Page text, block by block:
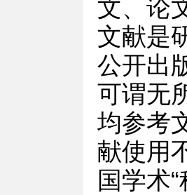
文、论
文献是
公开出
可谓无
均参考
献使用
国学术